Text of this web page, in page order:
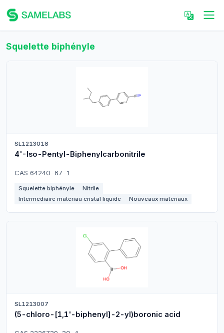
Squelette biphényle
SL1213018
4'-Iso-Pentyl-Biphenylcarbonitrile
CAS 64240-67-1
Squelette biphényle
Nitrile
Intermédiaire matériau cristal liquide
Nouveaux matériaux
SL1213007
(5-chloro-[1,1'-biphenyl]-2-yl)boronic acid